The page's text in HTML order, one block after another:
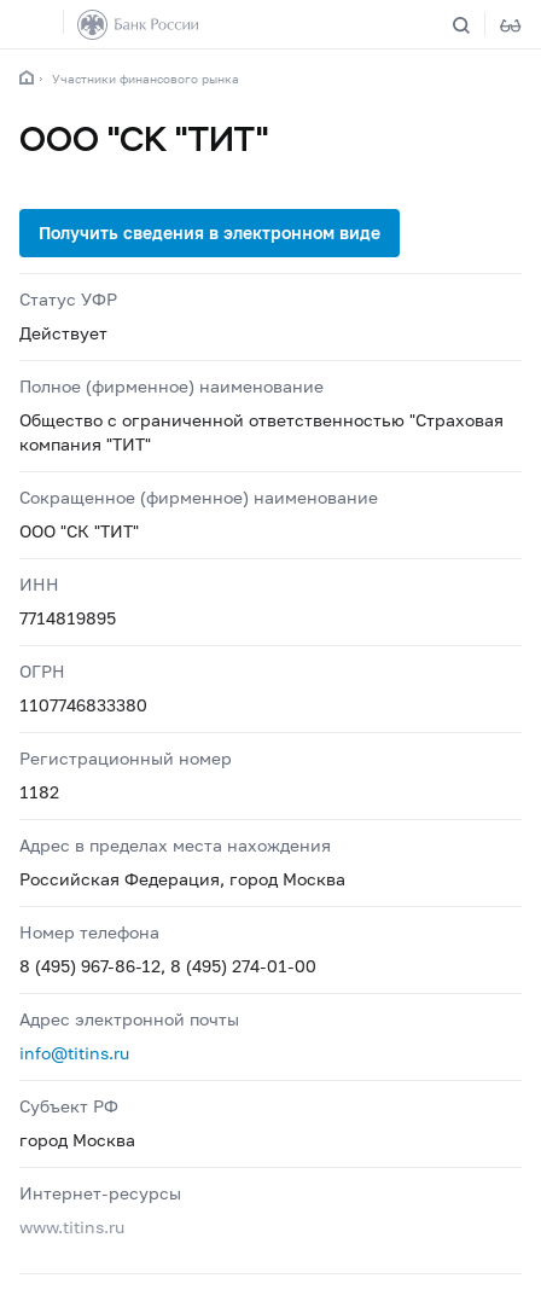
Участники финансового рынка
ООО "СК "ТИТ"
Статус УФР
Действует
Полное (фирменное) наименование
Общество с ограниченной ответственностью "Страховая
компания "ТИТ"
Сокращенное (фирменное) наименование
ООО "СК "ТИТ"
ИНН
7714819895
ОГРН
1107746833380
Регистрационный номер
1182
Адрес в пределах места нахождения
Российская Федерация, город Москва
Номер телефона
8 (495) 967-86-12, 8 (495) 274-01-00
Адрес электронной почты
info@titins.ru
Субъект РФ
город Москва
Интернет-ресурсы
www.titins.ru